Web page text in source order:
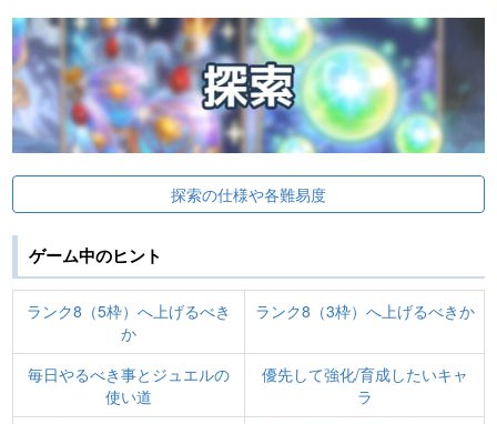
探索の仕様や各難易度
ゲーム中のヒント
ランク8（5枠）へ上げるべき
か
ランク8（3枠）へ上げるべきか
毎日やるべき事とジュエルの
使い道
優先して強化/育成したいキャ
ラ